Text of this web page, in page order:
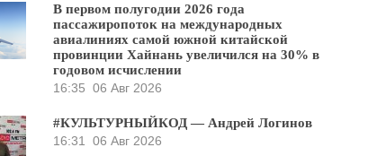
В первом полугодии 2026 года
пассажиропоток на международных
авиалиниях самой южной китайской
провинции Хайнань увеличился на 30% в
годовом исчислении
16:35 06 Авг 2026
#КУЛЬТУРНЫЙКОД — Андрей Логинов
16:31
06 Авг 2026